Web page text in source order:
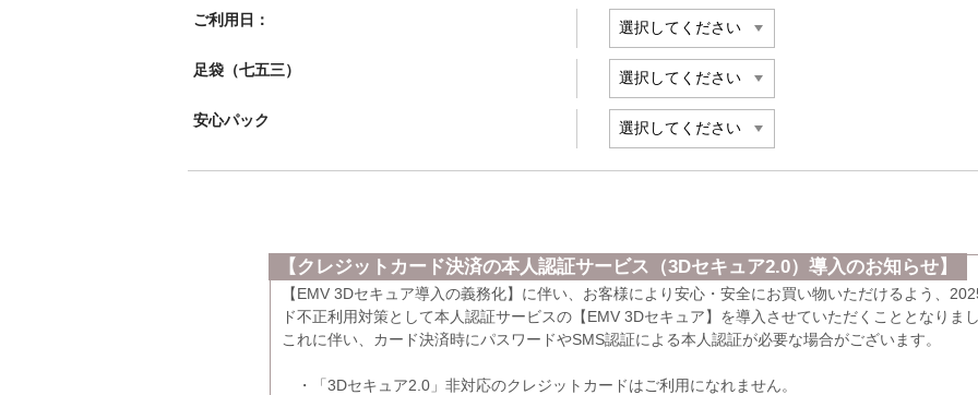
ご利用日：
足袋（七五三）
安心パック
【クレジットカード決済の本人認証サービス（3Dセキュア2.0）導入のお知らせ】
【EMV 3Dセキュア導入の義務化】に伴い、お客様により安心・安全にお買い物いただけるよう、
ド不正利用対策として本人認証サービスの【EMV 3Dセキュア】を導入させていただくこととなりまし
これに伴い、カード決済時にパスワードやSMS認証による本人認証が必要な場合がございます。
・「3Dセキュア2.0」非対応のクレジットカードはご利用になれません。